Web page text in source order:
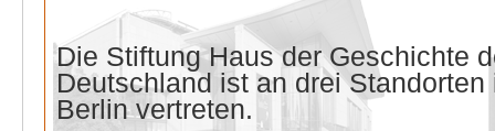
Die Stiftung Haus der Geschichte
Deutschland ist an drei
Berlin vertreten.